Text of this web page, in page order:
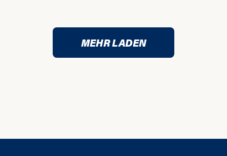
MEHR LADEN